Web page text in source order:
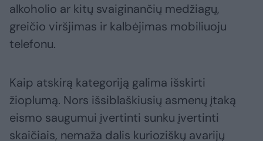
alkoholio ar kitų svaiginančių medžiagų,
greičio viršjimas ir kalbėjimas mobiliuoju
telefonu.
Kaip atskirą kategoriją galima išskirti
žioplumą. Nors išsiblaškiusių asmenų įtaką
eismo saugumui įvertinti sunku įvertinti
skaičiais, nemaža dalis kurioziškų avarijų